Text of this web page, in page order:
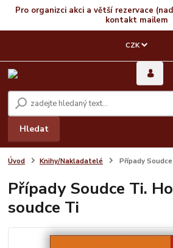
Pro organizci akci a větší rezervace
kontakt mailem
CZK
Hledat
Úvod Knihy/Nakladatelé Případy
Případy Soudce Ti.
soudce Ti